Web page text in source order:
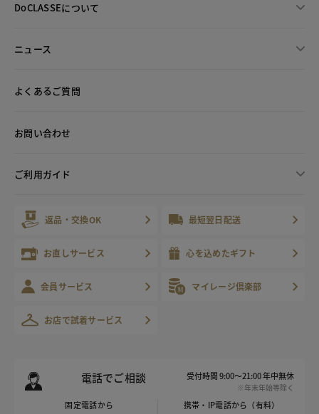
DoCLASSEについて
ニュース
よくあるご質問
お問い合わせ
ご利用ガイド
返品・交換OK 最短翌日配送
お直しサービス 心を込めたギフト
会員サービス マイレージ倶楽部
お店で試着サービス
電話でご相談 受付時間 9:00～21:00 年中無休
※年末年始等除く
固定電話から 携帯・IP電話から（有料）